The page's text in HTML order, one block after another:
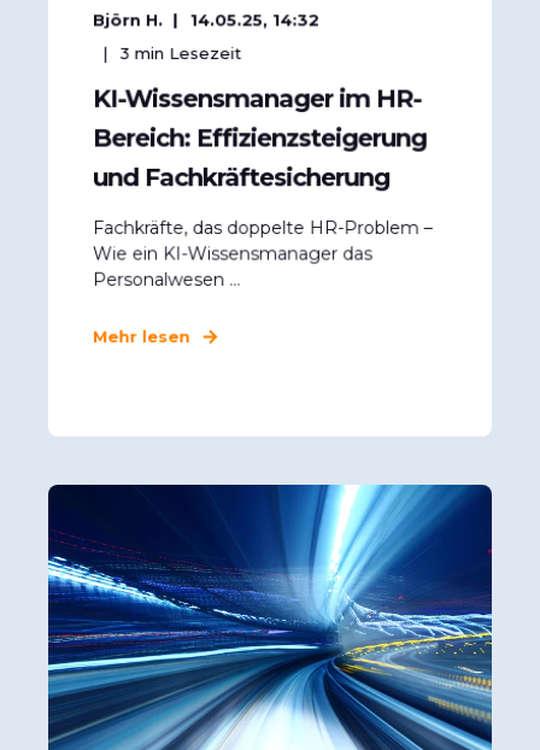
Björn H. 14.05.25, 14:32
3 min Lesezeit
KI-Wissensmanager im HR-
Bereich: Effizienzsteigerung
und Fachkräftesicherung
Fachkräfte, das doppelte HR-Problem –
Wie ein KI-Wissensmanager das
Personalwesen ...
Mehr lesen